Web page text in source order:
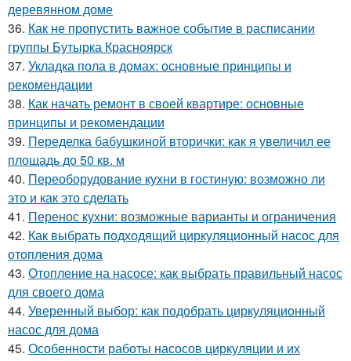
деревянном доме
36. Как не пропустить важное событие в расписании
группы Бутырка Красноярск
37. Укладка пола в домах: основные принципы и
рекомендации
38. Как начать ремонт в своей квартире: основные
принципы и рекомендации
39. Переделка бабушкиной вторички: как я увеличил ее
площадь до 50 кв. м
40. Переоборудование кухни в гостиную: возможно ли
это и как это сделать
41. Перенос кухни: возможные варианты и ограничения
42. Как выбрать подходящий циркуляционный насос для
отопления дома
43. Отопление на насосе: как выбрать правильный насос
для своего дома
44. Уверенный выбор: как подобрать циркуляционный
насос для дома
45. Особенности работы насосов циркуляции и их